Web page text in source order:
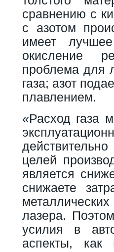
сравнению с
с азотом
имеет
окисление
проблема для
газа; азот
плавлением.
«Расход газа
целей
является
снижаете
лазера.
усилия в
аспекты,